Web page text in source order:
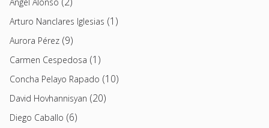
Arturo Nanclares Iglesias (1)
Aurora Pérez (9)
Carmen Cespedosa (1)
Concha Pelayo Rapado (10)
David Hovhannisyan (20)
Diego Caballo (6)